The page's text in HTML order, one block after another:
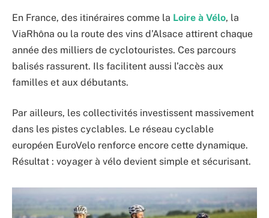
En France, des itinéraires comme la Loire à Vélo, la
ViaRhôna ou la route des vins d’Alsace attirent chaque
année des milliers de cyclotouristes. Ces parcours
balisés rassurent. Ils facilitent aussi l’accès aux
familles et aux débutants.
Par ailleurs, les collectivités investissent massivement
dans les pistes cyclables. Le réseau cyclable
européen EuroVelo renforce encore cette dynamique.
Résultat : voyager à vélo devient simple et sécurisant.